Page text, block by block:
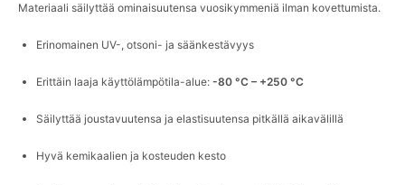
Materiaali säilyttää ominaisuutensa vuosikymmeniä ilman kovettumista.
Erinomainen UV-, otsoni- ja säänkestävyys
Erittäin laaja käyttölämpötila-alue: -80 °C – +250 °C
Säilyttää joustavuutensa ja elastisuutensa pitkällä aikavälillä
Hyvä kemikaalien ja kosteuden kesto